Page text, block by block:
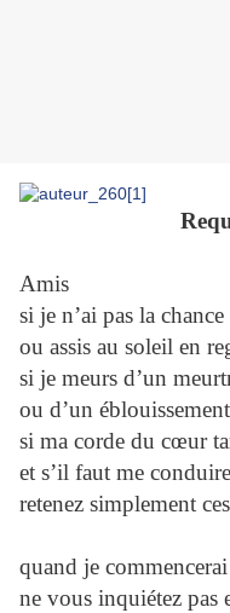
Amis
si je n’ai pas la
ou assis au soleil en
si je meurs d’un
ou d’un éblouissement
si ma corde du cœur
et s’il faut me
retenez simplement
quand je
ne vous inquiétez pas